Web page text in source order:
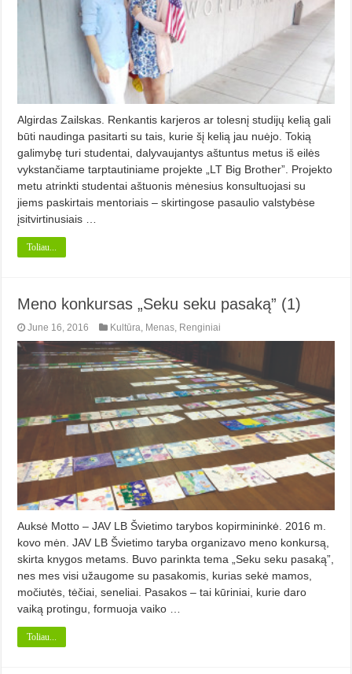
Algirdas Zailskas. Renkantis karjeros ar tolesnį studijų kelią gali
būti naudinga pasitarti su tais, kurie šį kelią jau nuėjo. Tokią
galimybę turi studentai, dalyvaujantys aštuntus metus iš eilės
vykstančiame tarptautiniame projekte „LT Big Brother”. Projekto
metu atrinkti studentai aštuonis mėnesius konsultuojasi su
jiems paskirtais mentoriais – skirtingose pasaulio valstybėse
įsitvirtinusiais …
Toliau...
Meno konkursas „Seku seku pasaką” (1)
June 16, 2016 Kultūra, Menas, Renginiai
Auksė Motto – JAV LB Švietimo tarybos kopirmininkė. 2016 m.
kovo mėn. JAV LB Švietimo taryba organizavo meno konkursą,
skirta knygos metams. Buvo parinkta tema „Seku seku pasaką”,
nes mes visi užaugome su pasakomis, kurias sekė mamos,
močiutės, tėčiai, seneliai. Pasakos – tai kūriniai, kurie daro
vaiką protingu, formuoja vaiko …
Toliau...